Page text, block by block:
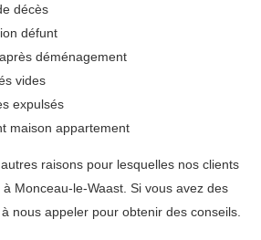
décès
défunt
déménagement
vides
expulsés
maison appartement
raisons pour lesquelles nos clients
Monceau-le-Waast. Si vous avez des
nous appeler pour obtenir des conseils.